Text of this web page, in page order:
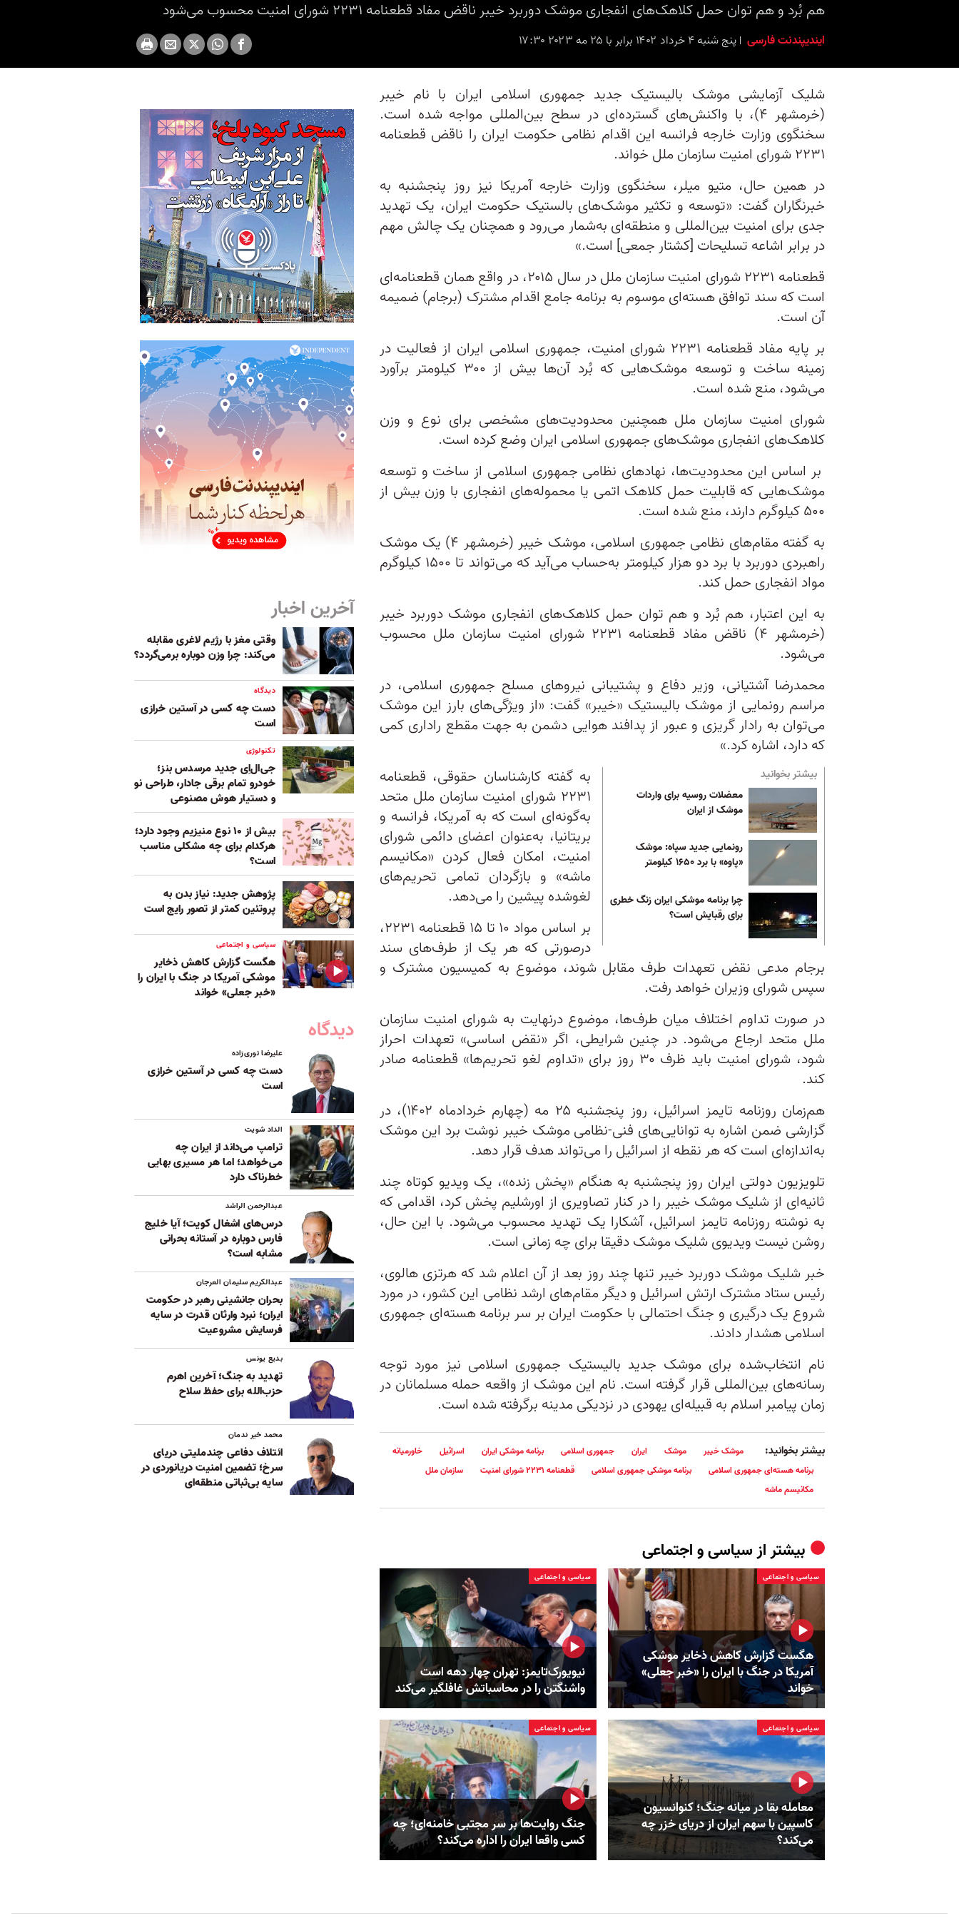
هم بُرد و هم توان حمل کلاهک‌های انفجاری موشک‌ دوربرد خیبر ناقض مفاد قطعنامه ۲۲۳۱ شورای امنیت محسوب می‌شود
ایندیپندنت فارسی پنج شنبه ۴ خرداد ۱۴۰۲ برابر با ۲۵ مه ۲۰۲۳ ۱۷:۳۰
شلیک آزمایشی موشک بالیستیک جدید جمهوری اسلامی ایران با نام خیبر
(خرمشهر ۴)‌، با واکنش‌های گسترده‌ای در سطح بین‌المللی مواجه شده است.
سخنگوی وزارت خارجه فرانسه این اقدام نظامی حکومت ایران را ناقض قطعنامه
۲۲۳۱ شورای امنیت سازمان ملل خواند.
در همین حال، متیو میلر، سخنگوی وزارت خارجه آمریکا نیز روز پنجشنبه به
خبرنگاران گفت: «توسعه و تکثیر موشک‌های بالستیک حکومت ایران، یک تهدید
جدی برای امنیت بین‌المللی و منطقه‌ای به‌شمار می‌رود و همچنان یک چالش مهم
در برابر اشاعه تسلیحات [کشتار جمعی] است.»
قطعنامه ۲۲۳۱ شورای امنیت سازمان ملل در سال ۲۰۱۵، در واقع همان قطعنامه‌ای
است که سند توافق هسته‌ای موسوم به برنامه جامع اقدام مشترک (برجام) ضمیمه
آن است.
بر پایه مفاد قطعنامه ۲۲۳۱ شورای امنیت، جمهوری اسلامی ایران از فعالیت در
زمینه ساخت و توسعه موشک‌هایی که بُرد آن‌ها بیش از ۳۰۰ کیلومتر برآورد
می‌شود، منع شده است.
شورای امنیت سازمان ملل همچنین محدودیت‌های مشخصی برای نوع و وزن
کلاهک‌های انفجاری موشک‌های جمهوری اسلامی ایران وضع کرده است.
بر اساس این محدودیت‌ها، نهادهای نظامی جمهوری اسلامی از ساخت و توسعه
موشک‌هایی که قابلیت حمل کلاهک‌ اتمی یا محموله‌های انفجاری با وزن بیش از
۵۰۰ کیلوگرم دارند، منع شده است.
به گفته مقام‌های نظامی جمهوری اسلامی، موشک خیبر (خرمشهر ۴) یک موشک
راهبردی دوربرد با برد دو هزار کیلومتر به‌حساب می‌آید که می‌تواند تا ۱۵۰۰ کیلوگرم
مواد انفجاری حمل کند.
به این اعتبار، هم بُرد و هم توان حمل کلاهک‌های انفجاری موشک‌ دوربرد خیبر
(خرمشهر ۴) ناقض مفاد قطعنامه ۲۲۳۱ شورای امنیت سازمان ملل محسوب
می‌شود.
محمدرضا آشتیانی، وزیر دفاع و پشتیبانی نیروهای مسلح جمهوری اسلامی، در
مراسم رونمایی از موشک بالیستیک «خیبر» گفت: «از ویژگی‌های بارز این موشک
می‌توان به رادار گریزی و عبور از پدافند هوایی دشمن به جهت مقطع راداری کمی
که دارد، اشاره کرد.»
بیشتر بخوانید
معضلات روسیه برای واردات
موشک از ایران
رونمایی جدید سپاه: موشک
«پاوه» با برد ۱۶۵۰ کیلومتر
چرا برنامه موشکی ایران زنگ خطری
برای رقبایش است؟
به گفته کارشناسان حقوقی، قطعنامه
۲۲۳۱ شورای امنیت سازمان ملل متحد
به‌گونه‌ای است که به آمریکا، فرانسه و
بریتانیا، به‌عنوان اعضای دائمی شورای
امنیت، امکان فعال کردن «مکانیسم
ماشه» و بازگردان تمامی تحریم‌های
لغو‌شده پیشین را می‌دهد.
بر اساس مواد ۱۰ تا ۱۵ قطعنامه ۲۲۳۱،
درصورتی ‌که هر یک از طرف‌های سند
برجام مدعی نقض تعهدات طرف مقابل شوند، موضوع به کمیسیون مشترک و
سپس شورای وزیران خواهد رفت.
در صورت تداوم اختلاف‌ میان طرف‌ها، موضوع درنهایت به شورای امنیت سازمان
ملل متحد ارجاع می‌شود. در چنین شرایطی، اگر «نقض اساسی» تعهدات احراز
شود، شورای امنیت باید ظرف ۳۰ روز برای «تداوم لغو تحریم‌ها» قطعنامه صادر
کند.
هم‌زمان روزنامه تایمز اسرائیل، روز پنجشنبه ۲۵ مه (چهارم خردادماه ۱۴۰۲)‌، در
گزارشی ضمن اشاره به توانایی‌های فنی-نظامی موشک خیبر نوشت برد این موشک
به‌اندازه‌ای است که هر نقطه از اسرائیل را می‌تواند هدف قرار دهد.
تلویزیون دولتی ایران روز پنجشنبه به هنگام «پخش زنده»، یک ویدیو کوتاه چند
ثانیه‌ای از شلیک موشک خیبر را در کنار تصاویری از اورشلیم پخش کرد، اقدامی که
به نوشته روزنامه تایمز اسرائیل، آشکارا یک تهدید محسوب می‌شود. با این حال،
روشن نیست ویدیوی شلیک موشک دقیقا برای چه زمانی است.
خبر شلیک موشک دوربرد خیبر تنها چند روز بعد از آن اعلام شد که هرتزی هالوی،
رئیس ستاد مشترک ارتش اسرائیل و دیگر مقام‌های ارشد نظامی این کشور، در مورد
شروع یک درگیری و جنگ احتمالی با حکومت ایران بر سر برنامه هسته‌ای جمهوری
اسلامی هشدار دادند.
نام انتخاب‌شده برای موشک جدید بالیستیک جمهوری اسلامی نیز مورد توجه
رسانه‌های بین‌المللی قرار گرفته است. نام این موشک از واقعه حمله مسلمانان در
زمان پیامبر اسلام به قبیله‌ای یهودی در نزدیکی مدینه برگرفته شده است.
بیشتر بخوانید: موشک خیبر موشک ایران جمهوری اسلامی برنامه موشکی ایران اسرائیل
خاورمیانه
برنامه هسته‌ای جمهوری اسلامی
برنامه موشکی جمهوری اسلامی قطعنامه ۲۲۳۱ شورای امنیت
سازمان ملل
مکانیسم ماشه
بیشتر ازسیاسی و اجتماعی
سیاسی و اجتماعی
هگست گزارش کاهش ذخایر موشکی
آمریکا در جنگ با ایران را «خبر جعلی»
خواند
سیاسی و اجتماعی
نیویورک‌تایمز: تهران چهار دهه است
واشنگتن را در محاسباتش غافلگیر می‌کند
سیاسی و اجتماعی
معامله بقا در میانه جنگ؛ کنوانسیون
کاسپین با سهم ایران از دریای خزر چه
می‌کند؟
سیاسی و اجتماعی
جنگ روایت‌ها بر سر مجتبی خامنه‌ای؛ چه
کسی واقعا ایران را اداره می‌کند؟
آخرین اخبار
وقتی مغز با رژیم لاغری مقابله
می‌کند: چرا وزن دوباره برمی‌گردد؟
دیدگاه
دست چه کسی در آستین خرازی
است
تکنولوژی
جی‌ال‌اِی جدید مرسدس بنز؛
خودرو تمام برقی جادار، طراحی نو
و دستیار هوش مصنوعی
بیش از ۱۰ نوع منیزیم وجود دارد؛
هر‌کدام برای چه مشکلی مناسب‌
است؟
پژوهش جدید: نیاز بدن به
پروتئین کمتر از تصور رایج است
سیاسی و اجتماعی
هگست گزارش کاهش ذخایر
موشکی آمریکا در جنگ با ایران را
«خبر جعلی» خواند
دیدگاه
علیرضا نوری‌زاده
دست چه کسی در آستین خرازی
است
الداد شویت
ترامپ می‌داند از ایران چه
می‌خواهد؛ اما هر مسیری بهایی
خطرناک دارد
عبدالرحمن الراشد
درس‌های اشغال کویت؛ آیا خلیج
فارس دوباره در آستانه بحرانی
مشابه است؟
عبدالکریم سلیمان العرجان
بحران جانشینی رهبر در حکومت
ایران؛ نبرد وارثان قدرت در سایه
فرسایش مشروعیت
بدیع یونس
تهدید به جنگ؛ آخرین اهرم
حزب‌الله برای حفظ سلاح
محمد خیر ندمان
ائتلاف دفاعی چندملیتی دریای
سرخ؛ تضمین امنیت دریانوردی در
سایه بی‌ثباتی‌ منطقه‌ای